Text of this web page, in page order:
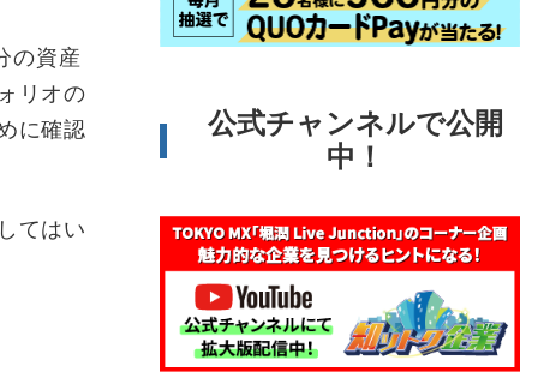
の資産
リオの
に確認
てはい
公式チャンネルで公開
中！